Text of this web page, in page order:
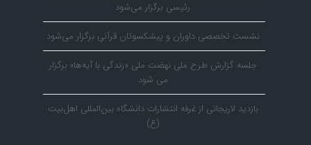
رئیسی برگزار می‌شود
نشست تخصصی داوران و پیشکسوتان قرآنی برگزار می‌شود
جلسه گزارش طرح ملی نهضت ملی «زندگی با آیه‌ها» برگزار
می شود
بازدید لاریجانی از غرفه انتشارات دانشگاه بین‌المللی اهل‌بیت
(ع)